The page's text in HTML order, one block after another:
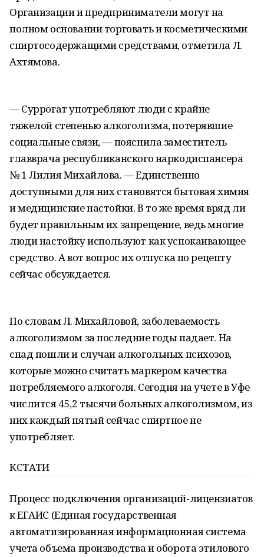
Организации и предприниматели могут на
полном основании торговать и косметическими
спиртосодержащими средствами, отметила Л.
Ахтямова.
— Суррогат употребляют люди с крайне
тяжелой степенью алкоголизма, потерявшие
социальные связи, — пояснила заместитель
главврача республиканского наркодиспансера
№ 1 Лилия Михайлова. — Единственно
доступными для них становятся бытовая химия
и медицинские настойки. В то же время вряд ли
будет правильным их запрещение, ведь многие
люди настойку используют как успокаивающее
средство. А вот вопрос их отпуска по рецепту
сейчас обсуждается.
По словам Л. Михайловой, заболеваемость
алкоголизмом за последние годы падает. На
спад пошли и случаи алкогольных психозов,
которые можно считать маркером качества
потребляемого алкоголя. Сегодня на учете в Уфе
числится 45,2 тысячи больных алкоголизмом, из
них каждый пятый сейчас спиртное не
употребляет.
КСТАТИ
Процесс подключения организаций-лицензиатов
к ЕГАИС (Единая государственная
автоматизированная информационная система
учета объема производства и оборота этилового